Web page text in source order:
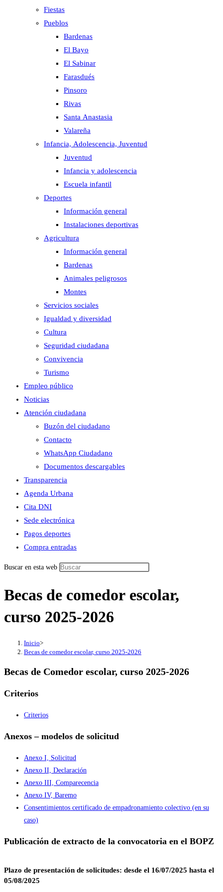
Fiestas
Pueblos
Bardenas
El Bayo
El Sabinar
Farasdués
Pinsoro
Rivas
Santa Anastasia
Valareña
Infancia, Adolescencia, Juventud
Juventud
Infancia y adolescencia
Escuela infantil
Deportes
Información general
Instalaciones deportivas
Agricultura
Información general
Bardenas
Animales peligrosos
Montes
Servicios sociales
Igualdad y diversidad
Cultura
Seguridad ciudadana
Convivencia
Turismo
Empleo público
Noticias
Atención ciudadana
Buzón del ciudadano
Contacto
WhatsApp Ciudadano
Documentos descargables
Transparencia
Agenda Urbana
Cita DNI
Sede electrónica
Pagos deportes
Compra entradas
Buscar en esta web
Becas de comedor escolar,
curso 2025-2026
Inicio>
Becas de comedor escolar, curso 2025-2026
Becas de Comedor escolar, curso 2025-2026
Criterios
Criterios
Anexos – modelos de solicitud
Anexo I, Solicitud
Anexo II, Declaración
Anexo III, Comparecencia
Anexo IV, Baremo
Consentimientos certificado de empadronamiento colectivo (en su
caso)
Publicación de extracto de la convocatoria en el BOPZ
Plazo de presentación de solicitudes: desde el 16/07/2025 hasta el
05/08/2025